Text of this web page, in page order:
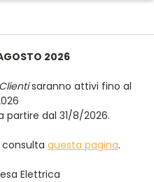
2026
saranno attivi fino al
partire dal 31/8/2026.
questa pagina.
Elettrica